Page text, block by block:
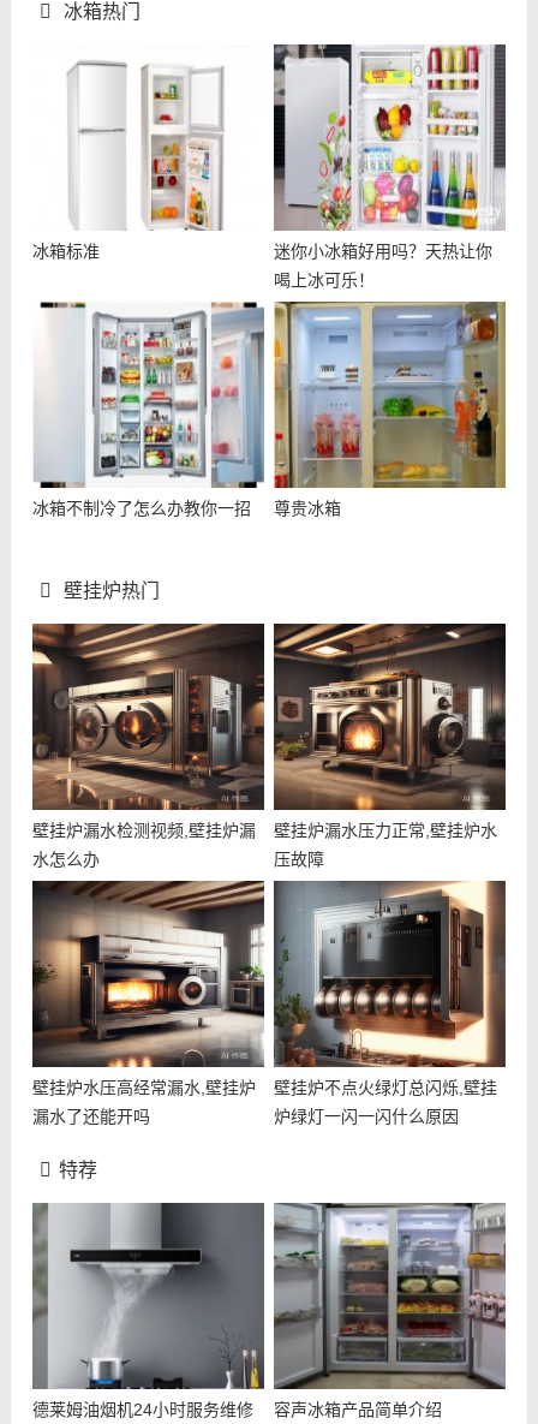
冰箱热门
冰箱标准
迷你小冰箱好用吗？天热让你
喝上冰可乐！
冰箱不制冷了怎么办教你一招 尊贵冰箱
壁挂炉热门
壁挂炉漏水检测视频,壁挂炉漏
水怎么办
壁挂炉漏水压力正常,壁挂炉水
压故障
壁挂炉水压高经常漏水,壁挂炉
漏水了还能开吗
壁挂炉不点火绿灯总闪烁,壁挂
炉绿灯一闪一闪什么原因
特荐
德莱姆油烟机24小时服务维修 容声冰箱产品简单介绍